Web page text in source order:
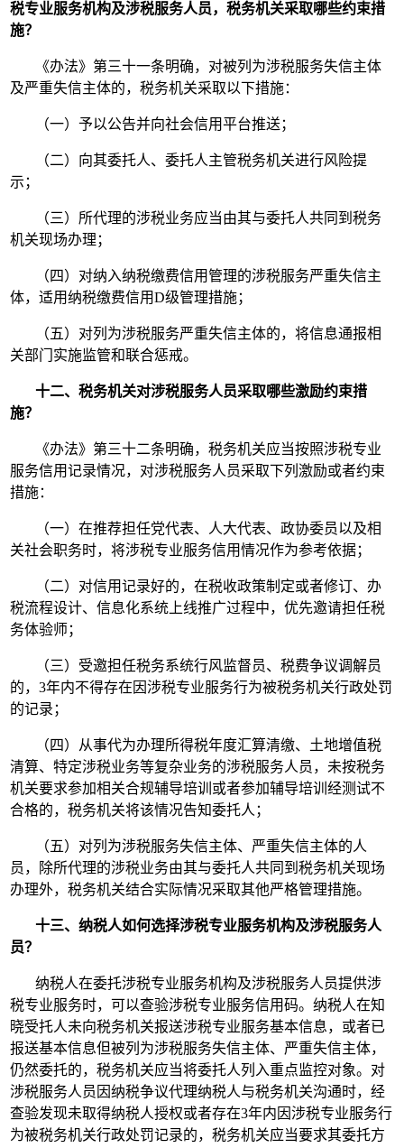
税专业服务机构及涉税服务人员，税务机关采取哪些约束措
施？
《办法》第三十一条明确，对被列为涉税服务失信主体
及严重失信主体的，税务机关采取以下措施：
（一）予以公告并向社会信用平台推送；
（二）向其委托人、委托人主管税务机关进行风险提
示；
（三）所代理的涉税业务应当由其与委托人共同到税务
机关现场办理；
（四）对纳入纳税缴费信用管理的涉税服务严重失信主
体，适用纳税缴费信用D级管理措施；
（五）对列为涉税服务严重失信主体的，将信息通报相
关部门实施监管和联合惩戒。
十二、税务机关对涉税服务人员采取哪些激励约束措
施？
《办法》第三十二条明确，税务机关应当按照涉税专业
服务信用记录情况，对涉税服务人员采取下列激励或者约束
措施：
（一）在推荐担任党代表、人大代表、政协委员以及相
关社会职务时，将涉税专业服务信用情况作为参考依据；
（二）对信用记录好的，在税收政策制定或者修订、办
税流程设计、信息化系统上线推广过程中，优先邀请担任税
务体验师；
（三）受邀担任税务系统行风监督员、税费争议调解员
的，3年内不得存在因涉税专业服务行为被税务机关行政处罚
的记录；
（四）从事代为办理所得税年度汇算清缴、土地增值税
清算、特定涉税业务等复杂业务的涉税服务人员，未按税务
机关要求参加相关合规辅导培训或者参加辅导培训经测试不
合格的，税务机关将该情况告知委托人；
（五）对列为涉税服务失信主体、严重失信主体的人
员，除所代理的涉税业务由其与委托人共同到税务机关现场
办理外，税务机关结合实际情况采取其他严格管理措施。
十三、纳税人如何选择涉税专业服务机构及涉税服务人
员？
纳税人在委托涉税专业服务机构及涉税服务人员提供涉
税专业服务时，可以查验涉税专业服务信用码。纳税人在知
晓受托人未向税务机关报送涉税专业服务基本信息，或者已
报送基本信息但被列为涉税服务失信主体、严重失信主体，
仍然委托的，税务机关应当将委托人列入重点监控对象。对
涉税服务人员因纳税争议代理纳税人与税务机关沟通时，经
查验发现未取得纳税人授权或者存在3年内因涉税专业服务行
为被税务机关行政处罚记录的，税务机关应当要求其委托方